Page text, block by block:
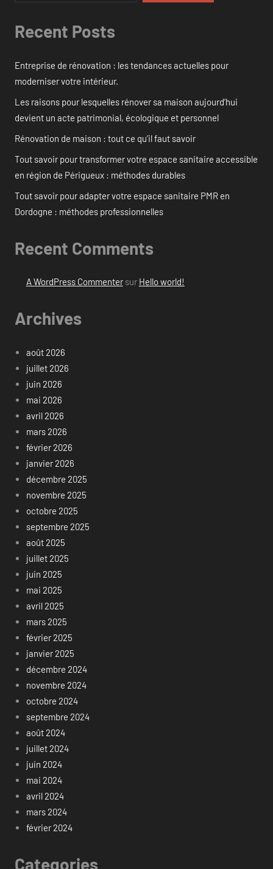
Recent Posts
Entreprise de rénovation : les tendances actuelles pour
moderniser votre intérieur.
Les raisons pour lesquelles rénover sa maison aujourd’hui
devient un acte patrimonial, écologique et personnel
Rénovation de maison : tout ce qu’il faut savoir
Tout savoir pour transformer votre espace sanitaire accessible
en région de Périgueux : méthodes durables
Tout savoir pour adapter votre espace sanitaire PMR en
Dordogne : méthodes professionnelles
Recent Comments
A WordPress Commentersur Hello world!
Archives
août 2026
juillet 2026
juin 2026
mai 2026
avril 2026
mars 2026
février 2026
janvier 2026
décembre 2025
novembre 2025
octobre 2025
septembre 2025
août 2025
juillet 2025
juin 2025
mai 2025
avril 2025
mars 2025
février 2025
janvier 2025
décembre 2024
novembre 2024
octobre 2024
septembre 2024
août 2024
juillet 2024
juin 2024
mai 2024
avril 2024
mars 2024
février 2024
Categories